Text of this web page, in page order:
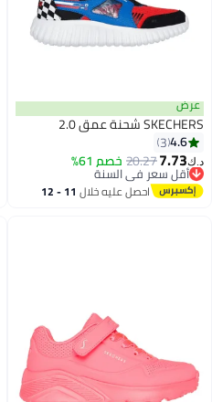
عرض
SKECHERS شحنة عمق 2.0
4.6
3
د.ك‏7.73
20.27خصم 61%
أقل سعر في السنة
بتخلّص بسرعة
أقل سعر في السنة
احصل عليه خلال 11 - 12
اغسطس